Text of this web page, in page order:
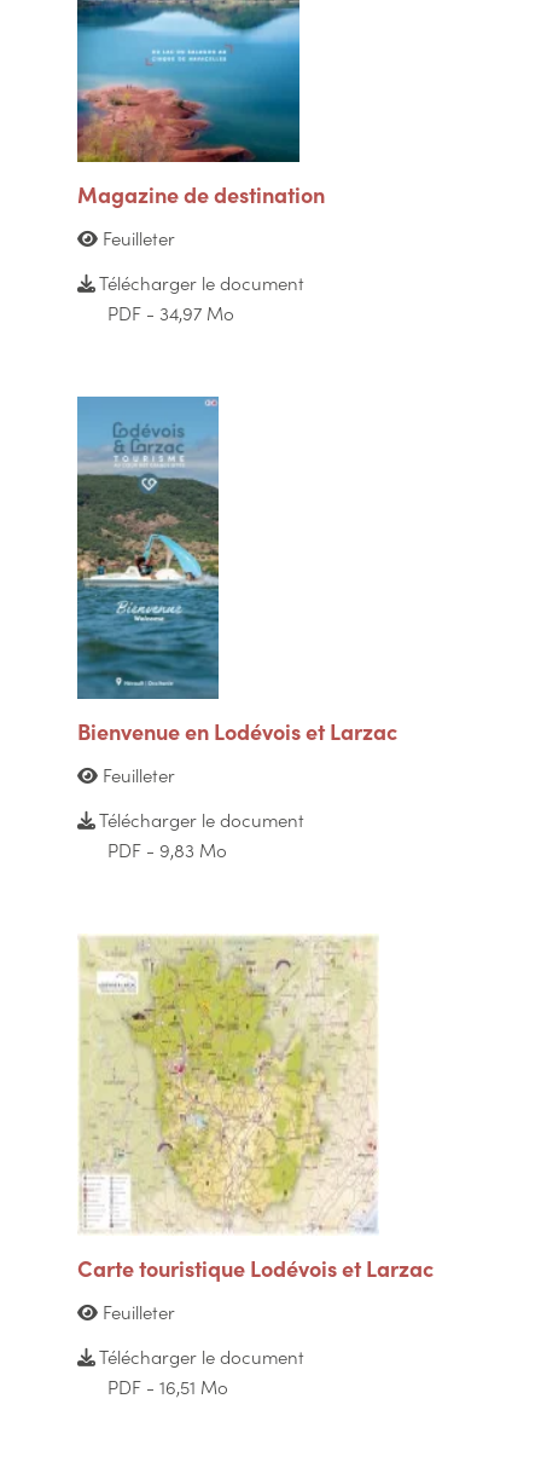
Magazine de destination
Feuilleter
Télécharger le document
PDF - 34,97 Mo
Bienvenue en Lodévois et Larzac
Feuilleter
Télécharger le document
PDF - 9,83 Mo
Carte touristique Lodévois et Larzac
Feuilleter
Télécharger le document
PDF - 16,51 Mo